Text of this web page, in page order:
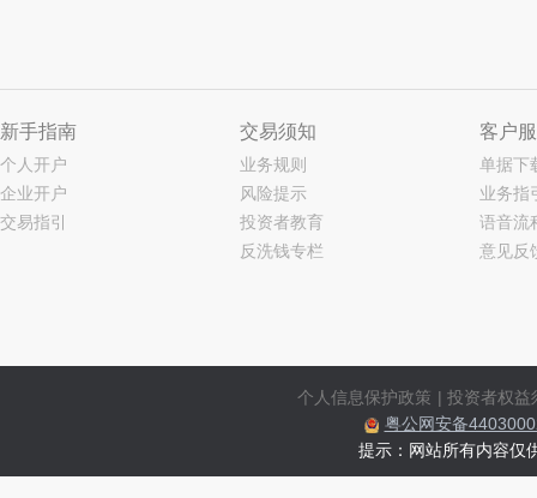
新手指南
个人开户
企业开户
交易指引
交易须知
业务规则
风险提示
投资者教育
反洗钱专栏
客户
单据下
业务指
语音流
意见反
个人信息保护政策 | 投资者权益
粤公网安备
提示：网站所有内容仅